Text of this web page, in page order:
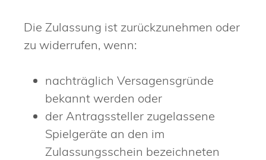
Die Zulassung ist zurückzunehmen oder
zu widerrufen, wenn:
nachträglich Versagensgründe
bekannt werden oder
der Antragssteller zugelassene
Spielgeräte an den im
Zulassungsschein bezeichneten